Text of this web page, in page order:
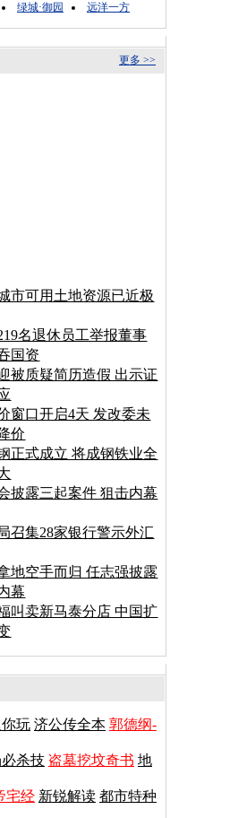
绿城·御园
远洋一方
更多 >>
市可用土地资源已近极
名退休员工举报董事
国资
被质疑简历造假 出示证
窗口开启4天 发改委未
价
正式成立 将成钢铁业全
披露三起案件 狙击内幕
召集28家银行警示外汇
地空手而归 任志强披露
幕
叫卖新马泰分店 中国扩
玩 济公传全本 郭德纲-
杀技 盗墓挖坟奇书 地
宅经 新锐解读 都市特种